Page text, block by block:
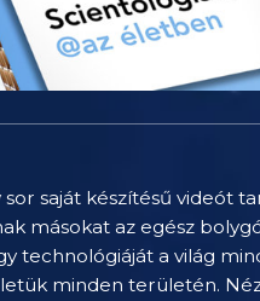
sor saját készítésű videót
másokat az egész
technológiáját a világ
minden területén.